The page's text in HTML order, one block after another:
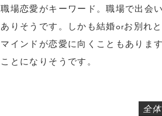
職場恋愛がキーワード。職場で出会
ありそうです。しかも結婚orお別れ
マインドが恋愛に向くこともありま
ことになりそうです。
全